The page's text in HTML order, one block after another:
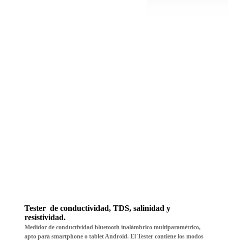
Tester de conductividad, TDS, salinidad y
resistividad.
Medidor de conductividad bluetooth inalámbrico multiparamétrico,
apto para smartphone o tablet Android. El Tester contiene los modos